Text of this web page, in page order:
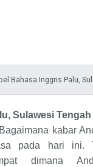
Bahasa Inggris Palu,
Sulawesi Tengah
kabar
pada hari ini.
dimana